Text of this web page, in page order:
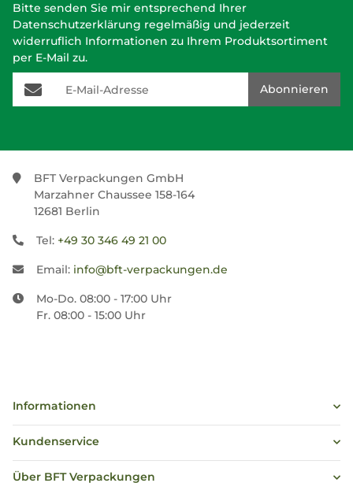
Bitte senden Sie mir entsprechend Ihrer
Datenschutzerklärung regelmäßig und jederzeit
widerruflich Informationen zu Ihrem Produktsortiment
per E-Mail zu.
E-Mail-Adresse
Abonnieren
BFT Verpackungen GmbH
Marzahner Chaussee 158-164
12681 Berlin
Tel: +49 30 346 49 21 00
Email: info@bft-verpackungen.de
Mo-Do. 08:00 - 17:00 Uhr
Fr. 08:00 - 15:00 Uhr
Informationen
Kundenservice
Über BFT Verpackungen